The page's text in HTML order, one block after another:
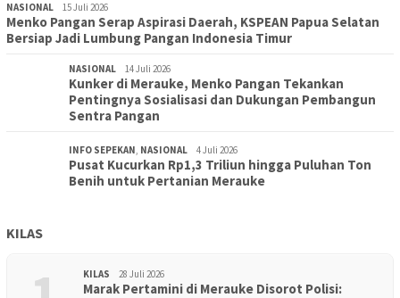
NASIONAL 15 Juli 2026
Menko Pangan Serap Aspirasi Daerah, KSPEAN Papua Selatan
Bersiap Jadi Lumbung Pangan Indonesia Timur
NASIONAL 14 Juli 2026
Kunker di Merauke, Menko Pangan Tekankan
Pentingnya Sosialisasi dan Dukungan Pembangun
Sentra Pangan
INFO SEPEKAN, NASIONAL 4 Juli 2026
Pusat Kucurkan Rp1,3 Triliun hingga Puluhan Ton
Benih untuk Pertanian Merauke
KILAS
KILAS 28 Juli 2026
Marak Pertamini di Merauke Disorot Polisi: